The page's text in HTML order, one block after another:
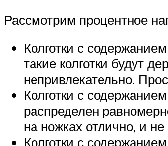
Рассмотрим процентное
Колготки с
такие колготки будут
непривлекательно.
Колготки с
распределен
на ножках отлично, и
Колготки с